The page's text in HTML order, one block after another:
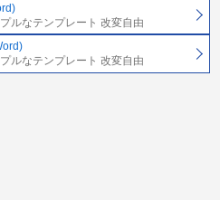
ルなテンプレート 改変自由
ルなテンプレート 改変自由